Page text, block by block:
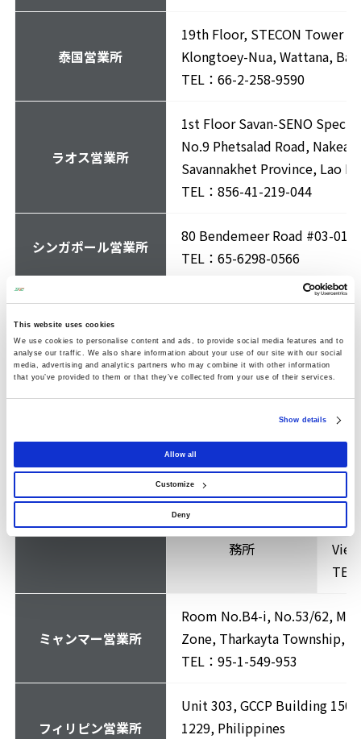
This website uses cookies
We use cookies to personalise content and ads, to provide social media features and to
analyse our traffic. We also share information about your use of our site with our social
media, advertising and analytics partners who may combine it with other information
that you’ve provided to them or that they’ve collected from your use of their services.
Show details
Allow all
Customize
Deny
泰国営業所
19th Floor, STECON Tower
Klongtoey-Nua, Wattana,
TEL：66-2-258-9590
ラオス営業所
1st Floor Savan-SENO
No.9 Phetsalad Road, Nakea
Savannakhet Province, Lao
TEL：856-41-219-044
シンガポール営業所
80 Bendemeer Road #03-
TEL：65-6298-0566
マレーシア営業所
B-20-13 Summer Suites
TEL：60-3-2785-0725
ハノイ駐在員事務所
ホーチミン駐在員事
務所
8
TEL
ミャンマー営業所
Room No.B4-i, No.53/62,
Zone, Tharkayta Township,
TEL：95-1-549-953
フィリピン営業所
Unit 303, GCCP Building
1229, Philippines